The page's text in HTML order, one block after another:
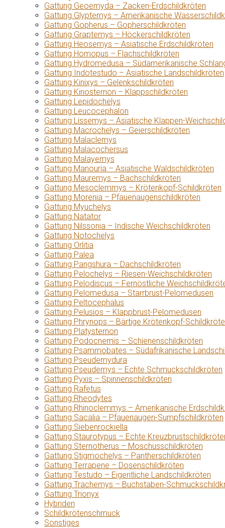
Gattung Geoemyda – Zacken-Erdschildkröten
Gattung Glyptemys – Amerikanische
Gattung Gopherus – Gopherschildkröten
Gattung Graptemys – Höckerschildkröten
Gattung Heosemys – Asiatische Erdschildkröten
Gattung Homopus – Flachschildkröten
Gattung Hydromedusa – Südamerikanische
Gattung Indotestudo – Asiatische Landschildkröten
Gattung Kinixys – Gelenkschildkröten
Gattung Kinosternon – Klappschildkröten
Gattung Lepidochelys
Gattung Leucocephalon
Gattung Lissemys – Asiatische Klappen-
Gattung Macrochelys – Geierschildkröten
Gattung Malaclemys
Gattung Malacochersus
Gattung Malayemys
Gattung Manouria – Asiatische Waldschildkröten
Gattung Mauremys – Bachschildkröten
Gattung Mesoclemmys – Krötenkopf-Schildkröten
Gattung Morenia – Pfauenaugenschildkröten
Gattung Myuchelys
Gattung Natator
Gattung Nilssonia – Indische Weichschildkröten
Gattung Notochelys
Gattung Orlitia
Gattung Palea
Gattung Pangshura – Dachschildkröten
Gattung Pelochelys – Riesen-Weichschildkröten
Gattung Pelodiscus – Fernöstliche
Gattung Pelomedusa – Starrbrust-Pelomedusen
Gattung Peltocephalus
Gattung Pelusios – Klappbrust-Pelomedusen
Gattung Phrynops – Bärtige Krötenkopf-
Gattung Platysternon
Gattung Podocnemis – Schienenschildkröten
Gattung Psammobates – Südafrikanische
Gattung Pseudemydura
Gattung Pseudemys – Echte Schmuckschildkröten
Gattung Pyxis – Spinnenschildkröten
Gattung Rafetus
Gattung Rheodytes
Gattung Rhinoclemmys – Amerikanische
Gattung Sacalia – Pfauenaugen-Sumpfschildkröten
Gattung Siebenrockiella
Gattung Staurotypus – Echte
Gattung Sternotherus – Moschusschildkröten
Gattung Stigmochelys – Pantherschildkröten
Gattung Terrapene – Dosenschildkröten
Gattung Testudo – Eigentliche Landschildkröten
Gattung Trachemys – Buchstaben-
Gattung Trionyx
Hybriden
Schildkrötenschmuck
Sonstiges